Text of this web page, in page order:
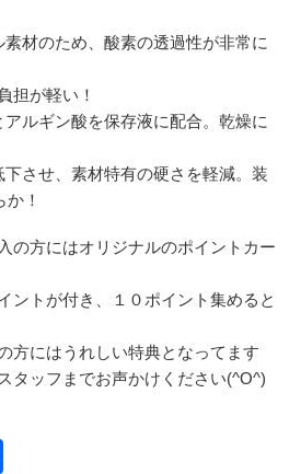
材のため、酸素の透過性が非常に
担が軽い！
ルギン酸を保存液に配合。乾燥に
させ、素材特有の硬さを軽減。装
！
の方にはオリジナルのポイントカー
ントが付き、１０ポイント集めると
方にはうれしい特典となってます
タッフまでお声かけください(^O^)